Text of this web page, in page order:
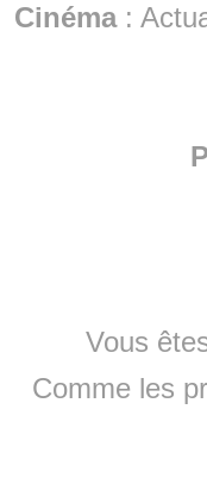
Cinéma:
Vous
Comme les